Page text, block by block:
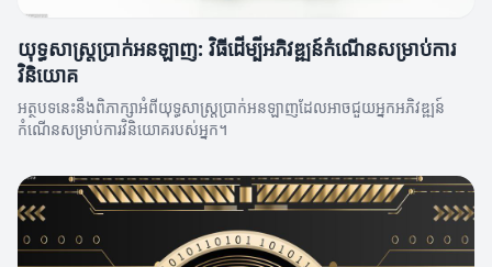
យុទ្ធសាស្ត្រប្រាក់អនឡាញ: វិធីដើម្បីអភិវឌ្ឍន៍កំណើនសម្រាប់ការ
វិនិយោគ
អត្ថបទនេះនឹងពិភាក្សាអំពីយុទ្ធសាស្ត្រប្រាក់អនឡាញដែលអាចជួយអ្នកអភិវឌ្ឍន៍
កំណើនសម្រាប់ការវិនិយោគរបស់អ្នក។